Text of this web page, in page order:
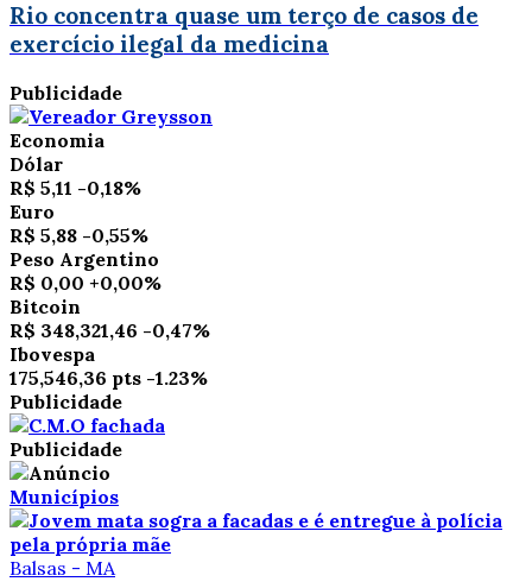
Rio concentra quase um terço de casos de
exercício ilegal da medicina
Publicidade
Economia
Dólar
R$ 5,11 -0,18%
Euro
R$ 5,88 -0,55%
Peso Argentino
R$ 0,00 +0,00%
Bitcoin
R$ 348,321,46 -0,47%
Ibovespa
175,546,36 pts -1.23%
Publicidade
Publicidade
Municípios
Balsas - MA